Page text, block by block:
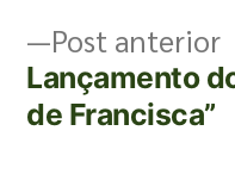
Post anterior
Lançamento
de Francisca”